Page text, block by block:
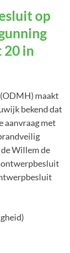
op
in
maakt
bekend dat
aanvraag met
Willem de
ontwerpbesluit